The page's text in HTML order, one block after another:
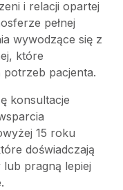
i relacji opartej
pełnej
wywodzące się z
które
pacjenta.
konsultacje
15 roku
doświadczają
pragną lepiej